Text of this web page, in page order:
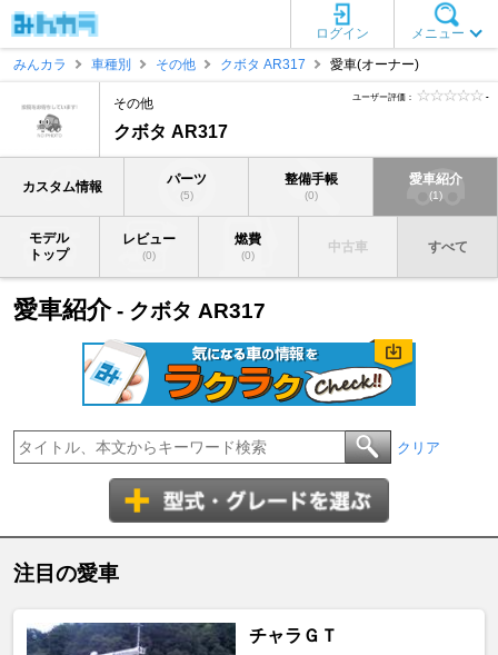
メニュー
ログイン
みんカラ
車種別 その他 クボタ AR317 愛車(オーナー)
その他
クボタ AR317
ユーザー評価： -
カスタム情報 パーツ
(5)
整備手帳
(0)
愛車紹介
(1)
モデル
トップ
レビュー
(0)
燃費
(0)
中古車 すべて
愛車紹介- クボタ AR317
クリア
注目の愛車
チャラＧＴ